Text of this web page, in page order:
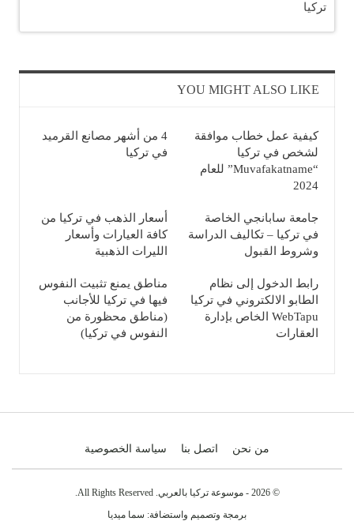
تركيا
YOU MIGHT ALSO LIKE
كيفية عمل خطاب موافقة
لشخص في تركيا
“Muvafakatname” للعام
2024
4 من أشهر مصانع القرميد
في تركيا
جامعة سابانجي الخاصة
في تركيا – تكاليف الدراسة
وشروط القبول
أسعار الذهب في تركيا من
كافة العيارات وأسعار
الليرات الذهبية
رابط الدخول إلى نظام
الطابو الالكتروني في تركيا
WebTapu الخاص بإدارة
العقارات
مناطق يمنع تثبيت النفوس
فيها في تركيا للأجانب
(مناطق محظورة من
النفوس في تركيا)
من نحن اتصل بنا سياسة الخصوصية
© 2026 - موسوعة تركيا بالعربي. All Rights Reserved.
برمجة وتصميم واستضافة: سما ميديا